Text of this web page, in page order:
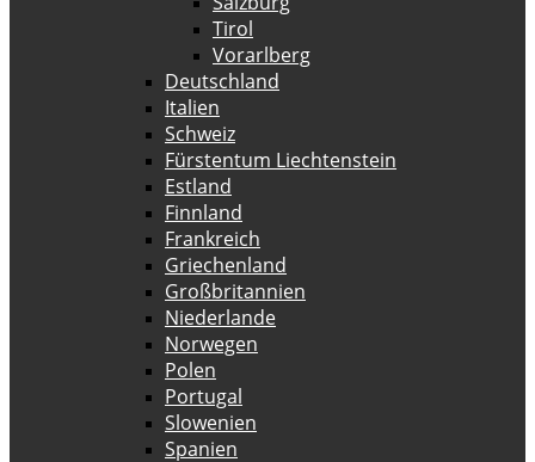
Tirol
Vorarlberg
Deutschland
Italien
Schweiz
Fürstentum Liechtenstein
Estland
Finnland
Frankreich
Griechenland
Großbritannien
Niederlande
Norwegen
Polen
Portugal
Slowenien
Spanien